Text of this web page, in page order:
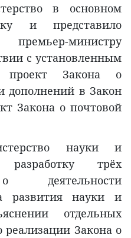
в основном
и представило
министру
с установленным
проект Закона о
дополнений в Закон
Закона о почтовой
науки и
трёх
деятельности
развития науки и
отдельных
Закона о